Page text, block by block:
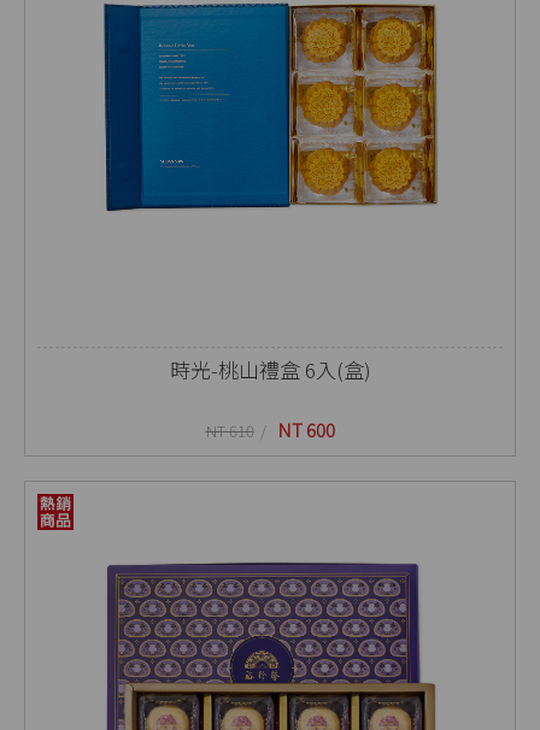
時光-桃山禮盒 6入(盒)
NT 610 NT 600